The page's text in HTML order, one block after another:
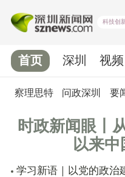
科技创
首页
察理思特 问政深圳 要
深圳 视频
时政新闻眼丨
以来中
学习新语｜以党的政治建